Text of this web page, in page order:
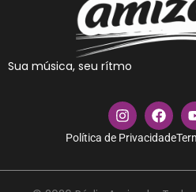
Sua música, seu rítmo
Política de Privacidade